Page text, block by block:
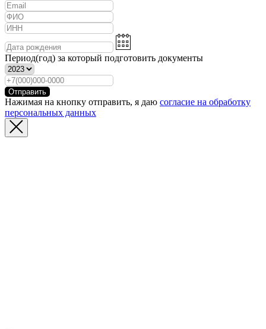
Период(год) за который подготовить документы
Отправить
Нажимая на кнопку отправить, я даю согласие на обработку
персональных данных